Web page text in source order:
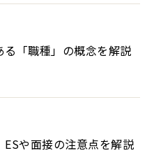
「職種」の概念を解説
や面接の注意点を解説